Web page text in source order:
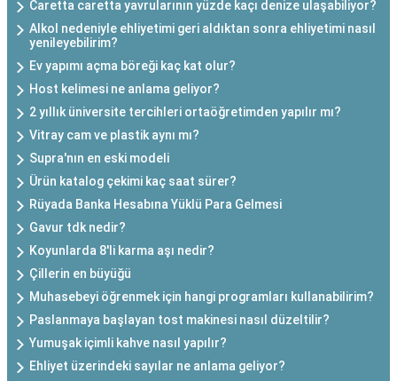
Caretta caretta yavrularının yüzde kaçı denize ulaşabiliyor?
Alkol nedeniyle ehliyetimi geri aldıktan sonra ehliyetimi nasıl
yenileyebilirim?
Ev yapımı açma böreği kaç kat olur?
Host kelimesi ne anlama geliyor?
2 yıllık üniversite tercihleri ortaöğretimden yapılır mı?
Vitray cam ve plastik aynı mı?
Supra'nın en eski modeli
Ürün katalog çekimi kaç saat sürer?
Rüyada Banka Hesabına Yüklü Para Gelmesi
Gavur tdk nedir?
Koyunlarda 8'li karma aşı nedir?
Çillerin en büyüğü
Muhasebeyi öğrenmek için hangi programları kullanabilirim?
Paslanmaya başlayan tost makinesi nasıl düzeltilir?
Yumuşak içimli kahve nasıl yapılır?
Ehliyet üzerindeki sayılar ne anlama geliyor?